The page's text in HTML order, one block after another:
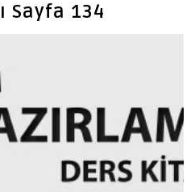
Sayfa 134